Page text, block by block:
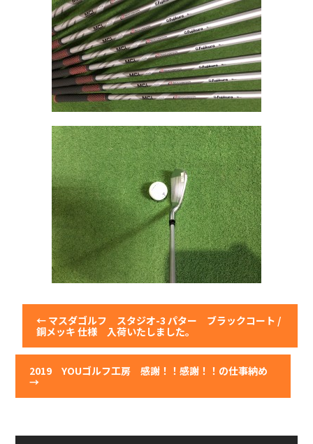
← マスダゴルフ スタジオ-3 パター ブラックコート /
銅メッキ 仕様 入荷いたしました。
2019 YOUゴルフ工房 感謝！！感謝！！の仕事納め
→